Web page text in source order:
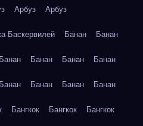
Арбуз Арбуз
Баскервилей Банан Банан
Банан Банан Банан Банан
Банан Банан Банан Банан
Бангкок Бангкок Бангкок